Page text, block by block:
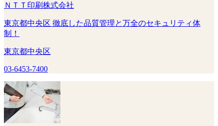
ＮＴＴ印刷株式会社
東京都中央区 徹底した品質管理と万全のセキュリティ体
制！
東京都中央区
03-6453-7400